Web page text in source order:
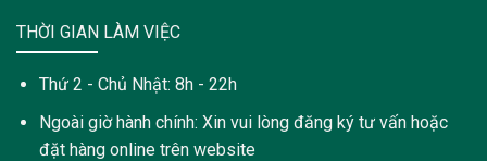
THỜI GIAN LÀM VIỆC
Thứ 2 - Chủ Nhật: 8h - 22h
Ngoài giờ hành chính: Xin vui lòng đăng ký tư vấn hoặc
đặt hàng online trên website